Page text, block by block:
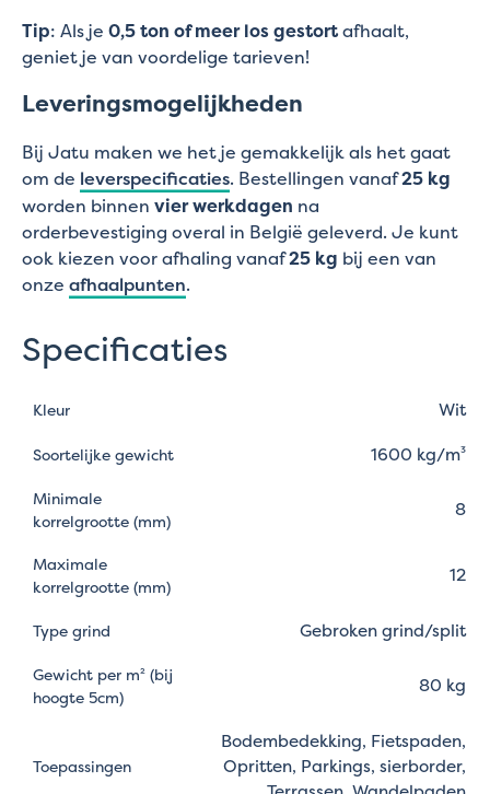
Tip: Als je 0,5 ton of meer los gestortafhaalt,
geniet je van voordelige tarieven!
Leveringsmogelijkheden
Bij Jatu maken we het je gemakkelijk als het gaat
om de leverspecificaties. Bestellingen vanaf25 kg
worden binnen vier werkdagen na
orderbevestiging overal in België geleverd. Je kunt
ook kiezen voor afhaling vanaf25 kg bij een van
onze afhaalpunten.
Specificaties
Kleur Wit
Soortelijke gewicht 1600 kg/m³
Minimale
korrelgrootte (mm)
8
Maximale
korrelgrootte (mm)
12
Type grind Gebroken grind/split
Gewicht per m² (bij
hoogte 5cm)
80 kg
Toepassingen
Bodembedekking, Fietspaden,
Opritten, Parkings, sierborder,